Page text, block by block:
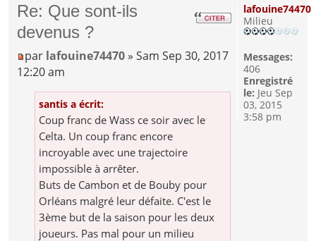
Re: Que sont-ils
devenus ?
par lafouine74470 » Sam Sep 30, 2017
12:20 am
santis a écrit:
Coup franc de Wass ce soir avec le
Celta. Un coup franc encore
incroyable avec une trajectoire
impossible à arrêter.
Buts de Cambon et de Bouby pour
Orléans malgré leur défaite. C'est le
3ème but de la saison pour les deux
joueurs. Pas mal pour un milieu
lafouine74470
Milieu
Messages:
406
Enregistré
le: Jeu Sep
03, 2015
3:58 pm